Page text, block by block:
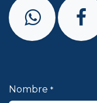
​Nombre *